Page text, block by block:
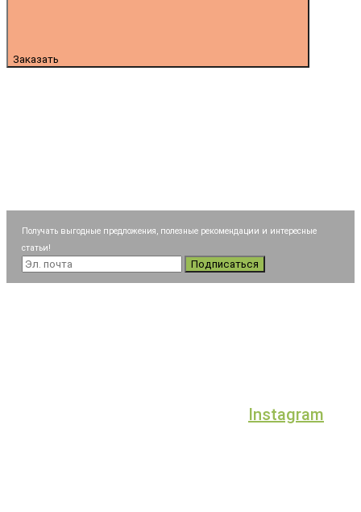
Заказать
Получать выгодные предложения, полезные рекомендации и интересные
статьи!
Подписаться
Instagram